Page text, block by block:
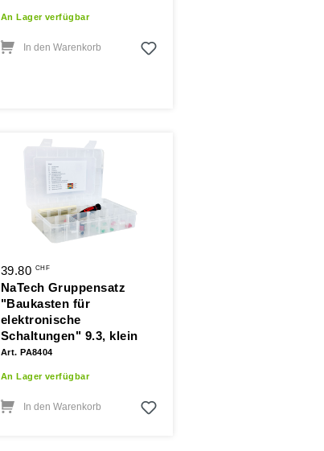
An Lager verfügbar
In den Warenkorb
39.80 CHF
NaTech Gruppensatz
"Baukasten für
elektronische
Schaltungen" 9.3, klein
Art. PA8404
An Lager verfügbar
In den Warenkorb